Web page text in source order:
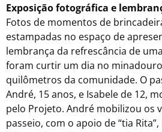
Exposição fotográfica e
Fotos de momentos de
estampadas no espaço de
lembrança da refrescância de
foram curtir um dia no
quilômetros da comunidade. O
André, 15anos, e Isabele de 12,
pelo Projeto. André mobilizou os
passeio, com o apoio de “tia